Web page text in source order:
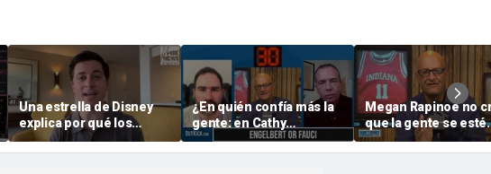
Una estrella de Disney
explica por qué los
jóvenes están volviendo
a la iglesia
¿En quién confía más la
gente: en Cathy
Engelbert o en el Dr.
Fauci?
Megan Rapinoe no
que la gente se esté
esforzando de
por proteger a las